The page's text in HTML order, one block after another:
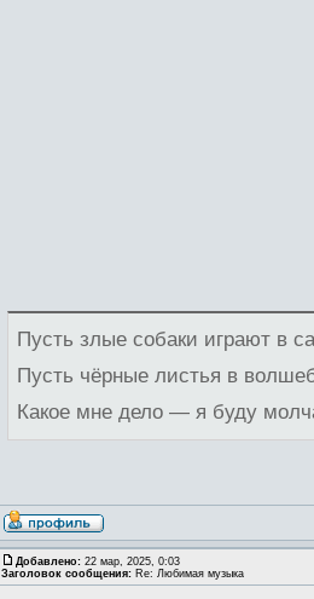
Пусть злые собаки играют в
Пусть чёрные листья в
Какое мне дело — я буду
Добавлено: 22 мар, 2025, 0:03
Заголовок сообщения: Re: Любимая музыка